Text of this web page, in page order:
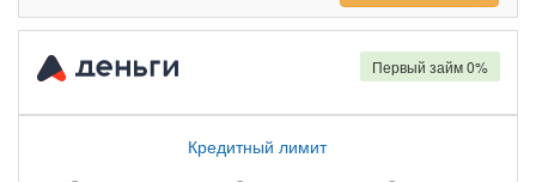
Кредитный лимит
Первый займ 0%